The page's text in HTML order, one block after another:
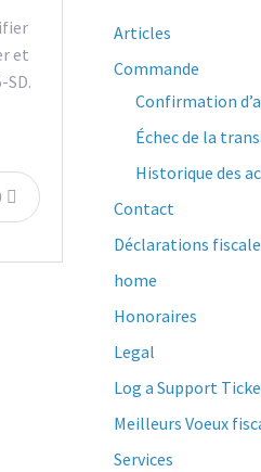
et
SD.
Articles
Commande
Confirmation
Échec de la
Historique des
Contact
Déclarations
home
Honoraires
Legal
Log a Support
Meilleurs Voeux
Services